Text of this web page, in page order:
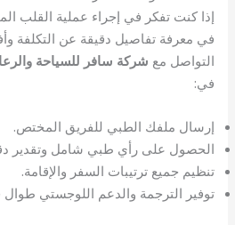
إذا كنت تفكر في إجراء عملية القلب
في معرفة تفاصيل دقيقة عن التكلفة
التواصل مع شركة سافر للسياحة
في:
إرسال ملفك الطبي للفريق المختص.
الحصول على رأي طبي شامل وتقدير
تنظيم جميع ترتيبات السفر والإقامة.
توفير الترجمة والدعم اللوجستي طوال